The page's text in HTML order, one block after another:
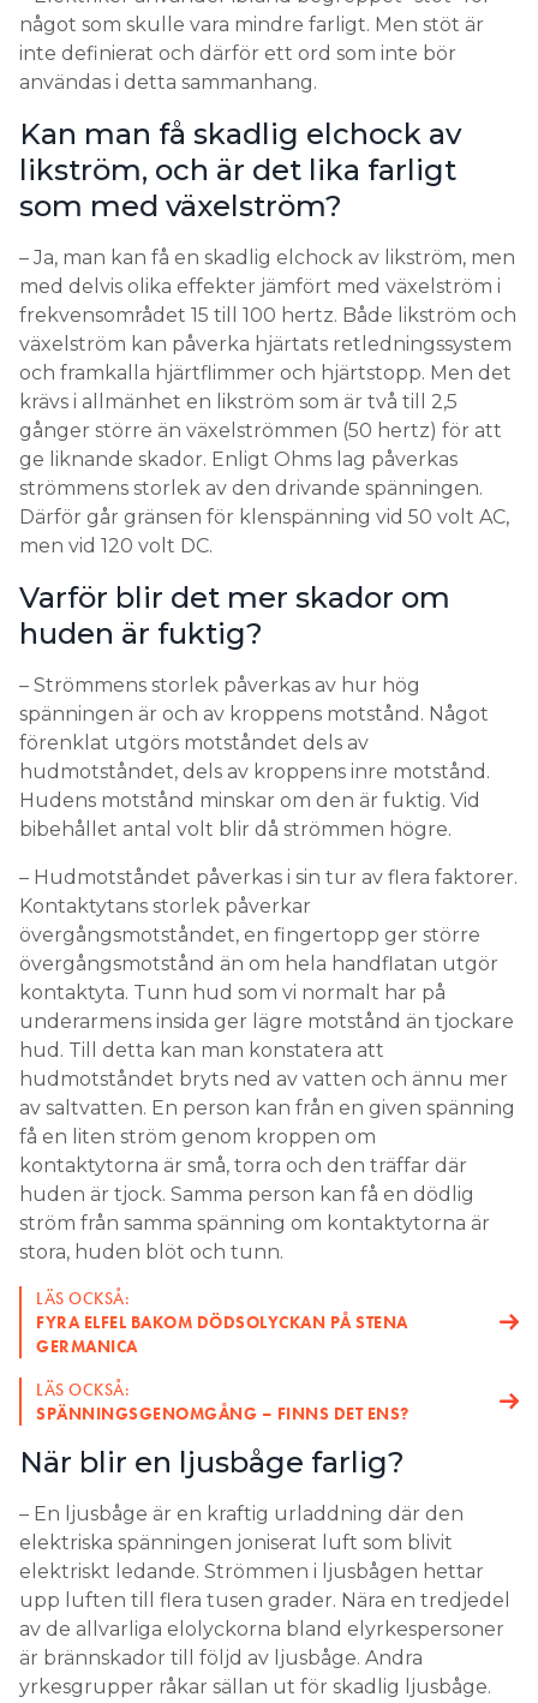
något som skulle vara mindre farligt. Men stöt är
inte definierat och därför ett ord som inte bör
användas i detta sammanhang.
Kan man få skadlig elchock av
likström, och är det lika farligt
som med växelström?
– Ja, man kan få en skadlig elchock av likström, men
med delvis olika effekter jämfört med växelström i
frekvensområdet 15 till 100 hertz. Både likström och
växelström kan påverka hjärtats retledningssystem
och framkalla hjärtflimmer och hjärtstopp. Men det
krävs i allmänhet en likström som är två till 2,5
gånger större än växelströmmen (50 hertz) för att
ge liknande skador. Enligt Ohms lag påverkas
strömmens storlek av den drivande spänningen.
Därför går gränsen för klenspänning vid 50 volt AC,
men vid 120 volt DC.
Varför blir det mer skador om
huden är fuktig?
– Strömmens storlek påverkas av hur hög
spänningen är och av kroppens motstånd. Något
förenklat utgörs motståndet dels av
hudmotståndet, dels av kroppens inre motstånd.
Hudens motstånd minskar om den är fuktig. Vid
bibehållet antal volt blir då strömmen högre.
– Hudmotståndet påverkas i sin tur av flera faktorer.
Kontaktytans storlek påverkar
övergångsmotståndet, en fingertopp ger större
övergångsmotstånd än om hela handflatan utgör
kontaktyta. Tunn hud som vi normalt har på
underarmens insida ger lägre motstånd än tjockare
hud. Till detta kan man konstatera att
hudmotståndet bryts ned av vatten och ännu mer
av saltvatten. En person kan från en given spänning
få en liten ström genom kroppen om
kontaktytorna är små, torra och den träffar där
huden är tjock. Samma person kan få en dödlig
ström från samma spänning om kontaktytorna är
stora, huden blöt och tunn.
LÄS OCKSÅ:
FYRA ELFEL BAKOM DÖDSOLYCKAN PÅ STENA
GERMANICA
LÄS OCKSÅ:
SPÄNNINGSGENOMGÅNG – FINNS DET ENS?
När blir en ljusbåge farlig?
– En ljusbåge är en kraftig urladdning där den
elektriska spänningen joniserat luft som blivit
elektriskt ledande. Strömmen i ljusbågen hettar
upp luften till flera tusen grader. Nära en tredjedel
av de allvarliga elolyckorna bland elyrkespersoner
är brännskador till följd av ljusbåge. Andra
yrkesgrupper råkar sällan ut för skadlig ljusbåge.